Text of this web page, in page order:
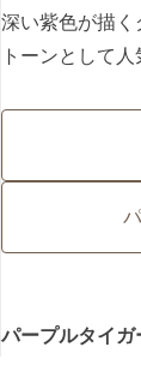
深い紫色が描く
トーンとして人
パープルタイガ